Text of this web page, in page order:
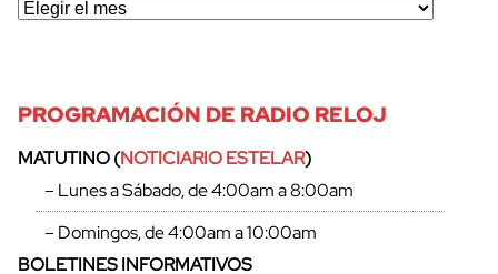
PROGRAMACIÓN DE RADIO RELOJ
MATUTINO (NOTICIARIO ESTELAR)
– Lunes a Sábado, de 4:00am a 8:00am
– Domingos, de 4:00am a 10:00am
BOLETINES INFORMATIVOS